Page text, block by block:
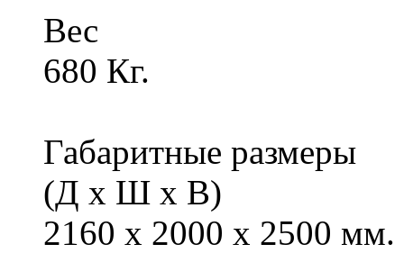
Вес
680 Кг.
Габаритные размеры
(Д х Ш х В)
2160 x 2000 x 2500 мм.